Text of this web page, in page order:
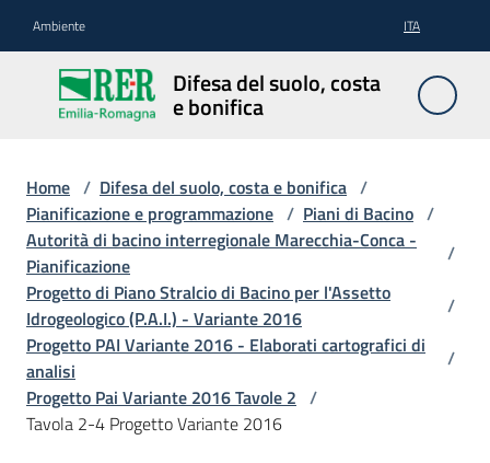
Ambiente ITA
Difesa del suolo, costa
e bonifica
Difesa
del
suolo,
bonifica
Pianificazione
e
programmazione
Temi
Home / Difesa del suolo, costa e bonifica /
Pianificazione e programmazione / Piani di Bacino /
Autorità di bacino interregionale Marecchia-Conca -
Pianificazione
/
Progetto di Piano Stralcio di Bacino per l'Assetto
Idrogeologico (P.A.I.) - Variante 2016
/
Progetto PAI Variante 2016 - Elaborati cartografici di
analisi
/
Progetto Pai Variante 2016 Tavole 2 /
Tavola 2-4 Progetto Variante 2016